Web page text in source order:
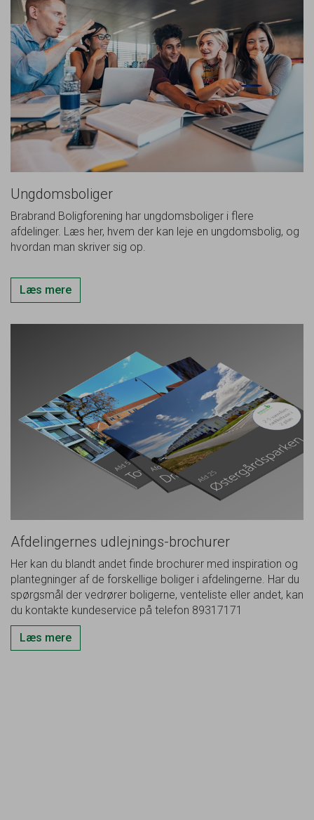
Ungdomsboliger
Brabrand Boligforening har ungdomsboliger i flere
afdelinger. Læs her, hvem der kan leje en ungdomsbolig, og
hvordan man skriver sig op.
Læs mere
Afdelingernes udlejnings-brochurer
Her kan du blandt andet finde brochurer med inspiration og
plantegninger af de forskellige boliger i afdelingerne. Har du
spørgsmål der vedrører boligerne, venteliste eller andet, kan
du kontakte kundeservice på telefon 89317171
Læs mere